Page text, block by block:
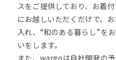
スをご提供しており、お着
にお越しいただくだけで、
入れ、“和のある暮らし”を
いをします。
また、wargoは自社開発の